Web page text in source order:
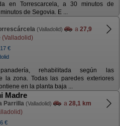
en Torrescarcela, a 30 minutos de
de Segovia. E ...
(Valladolid) a 27,9
(Valladolid)
17 €
rehabilitada según las
la zona. Todas las paredes exteriores
en la planta baja ...
Madre
Parrilla (Valladolid) a 28,1 km
€